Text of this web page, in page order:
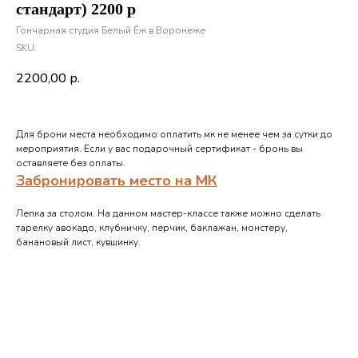
стандарт) 2200 р
Гончарная студия Белый Ёж в Воронеже
SKU:
2200,00 р.
Для брони места необходимо оплатить мк не менее чем за сутки до
мероприятия. Если у вас подарочный сертификат - бронь вы
оставляете без оплаты.
Забронировать место на МК
Лепка за столом. На данном мастер-классе также можно сделать
тарелку авокадо, клубничку, перчик, баклажан, монстеру,
банановый лист, кувшинку.